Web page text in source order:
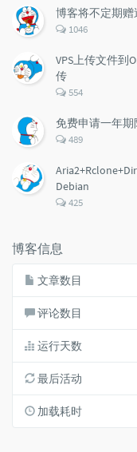
数：
博客将不定期赠
评
数：
1046
VPS上传文件到
传
评
数：
554
免费申请一年期
评
数：
489
Debian
评
425
博客信息
文章数目
评论数目
运行天数
最后活动
加载耗时